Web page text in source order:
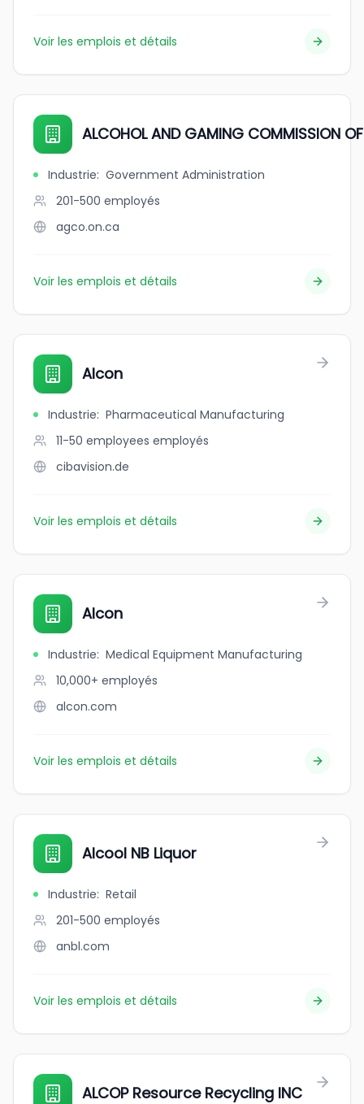
Voir les emplois et détails
ALCOHOL AND GAMING COMMISSION
Industrie: Government Administration
201-500 employés
agco.on.ca
Voir les emplois et détails
Alcon
Industrie: Pharmaceutical Manufacturing
11-50 employees employés
cibavision.de
Voir les emplois et détails
Alcon
Industrie: Medical Equipment Manufacturing
10,000+ employés
alcon.com
Voir les emplois et détails
Alcool NB Liquor
Industrie: Retail
201-500 employés
anbl.com
Voir les emplois et détails
ALCOP Resource Recycling INC